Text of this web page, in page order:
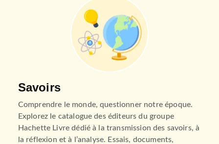
Savoirs
Comprendre le monde, questionner notre époque.
Explorez le catalogue des éditeurs du groupe
Hachette Livre dédié à la transmission des savoirs, à
la réflexion et à l’analyse. Essais, documents,